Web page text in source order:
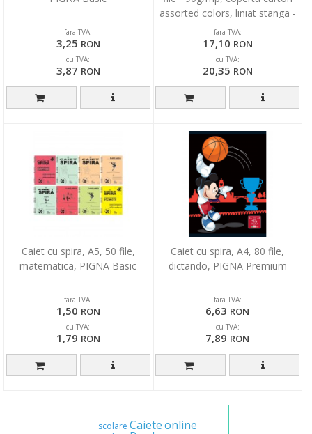
fara TVA:
3,25 RON
cu TVA:
3,87 RON
assorted colors, liniat stanga -
dictando
fara TVA:
17,10 RON
cu TVA:
20,35 RON
Caiet cu spira, A5, 50 file,
matematica, PIGNA Basic
fara TVA:
1,50 RON
cu TVA:
1,79 RON
Caiet cu spira, A4, 80 file,
dictando, PIGNA Premium
fara TVA:
6,63 RON
cu TVA:
7,89 RON
scolare Caieteonline